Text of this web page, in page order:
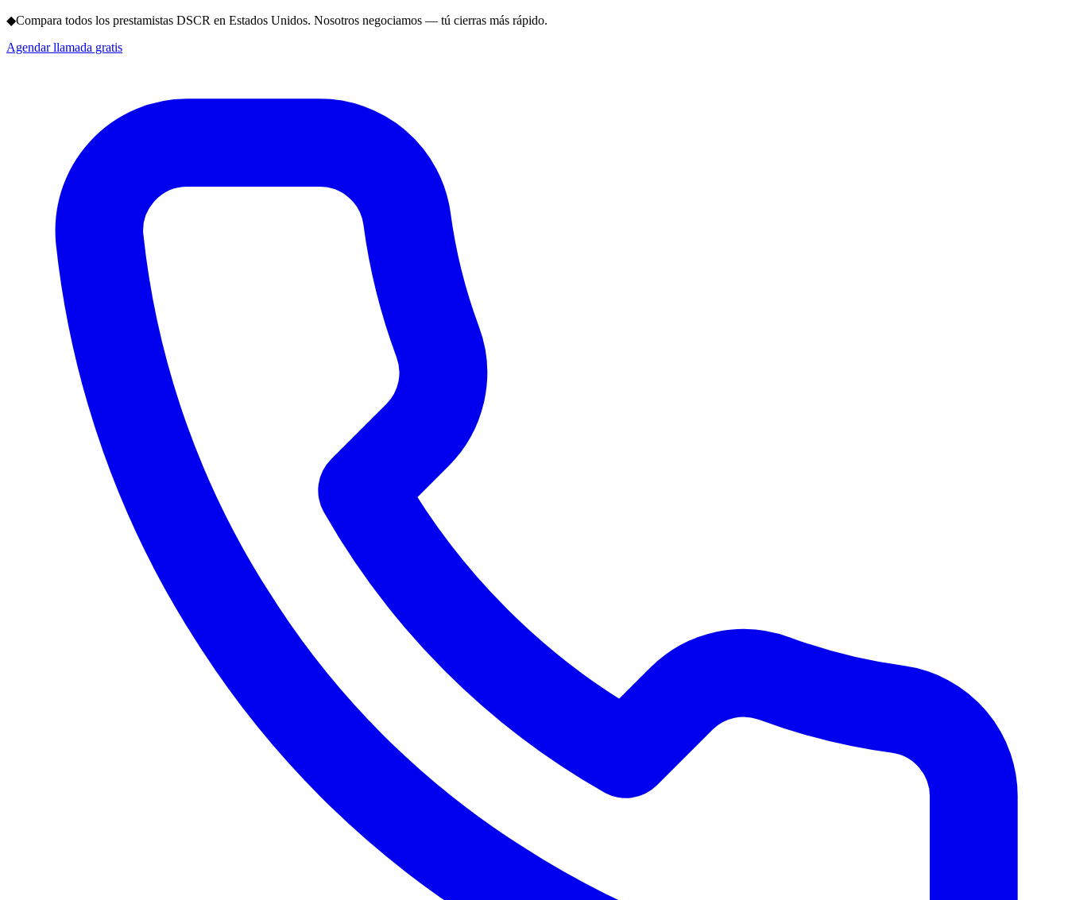
◆Compara todos los prestamistas DSCR en Estados Unidos. Nosotros negociamos — tú cierras más rápido.
Agendar llamada gratis